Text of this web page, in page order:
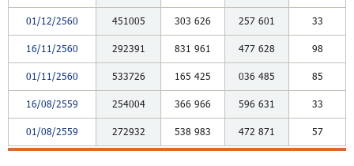
01/12/2560 451005 303 626 257 601 33
16/11/2560 292391 831 961 477 628 98
01/11/2560 533726 165 425 036 485 85
16/08/2559 254004 366 966 596 631 33
01/08/2559 272932 538 983 472 871 57